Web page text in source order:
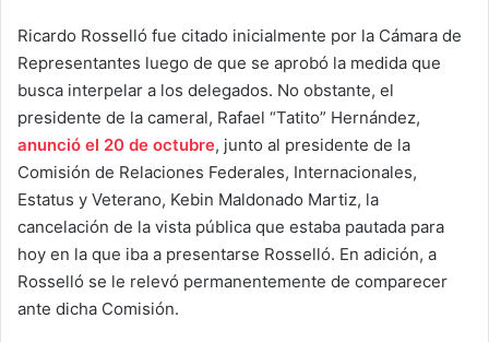
Ricardo Rosselló fue citado inicialmente por la Cámara de
Representantes luego de que se aprobó la medida que
busca interpelar a los delegados. No obstante, el
presidente de la cameral, Rafael “Tatito” Hernández,
anunció el 20 de octubre, junto al presidente de la
Comisión de Relaciones Federales, Internacionales,
Estatus y Veterano, Kebin Maldonado Martiz, la
cancelación de la vista pública que estaba pautada para
hoy en la que iba a presentarse Rosselló. En adición, a
Rosselló se le relevó permanentemente de comparecer
ante dicha Comisión.